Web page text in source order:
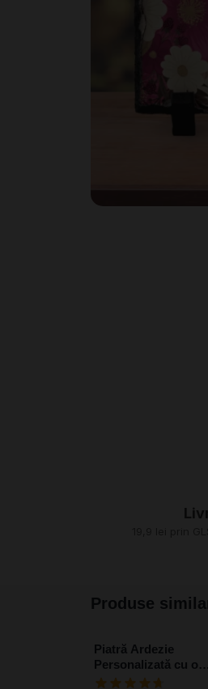
Produse
Piatră Ardezie
Personalizată cu o
poză și mesaj –